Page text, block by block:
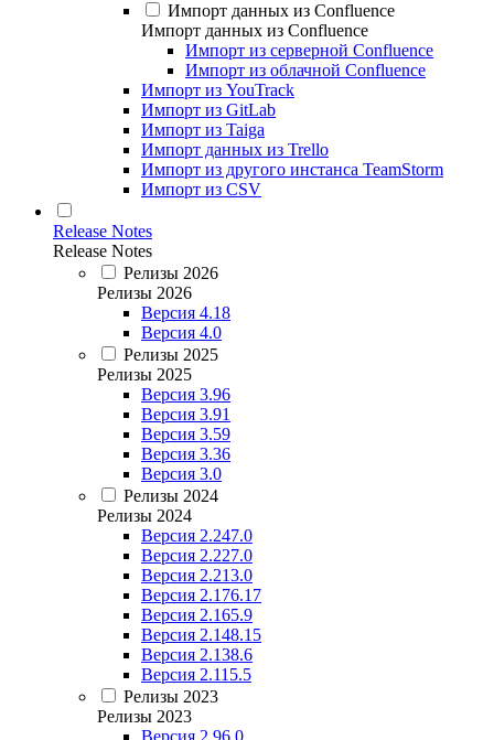
Импорт данных из Confluence
Импорт данных из Confluence
Импорт из серверной Confluence
Импорт из облачной Confluence
Импорт из YouTrack
Импорт из GitLab
Импорт из Taiga
Импорт данных из Trello
Импорт из другого инстанса TeamStorm
Импорт из CSV
Release Notes
Release Notes
Релизы 2026
Релизы 2026
Версия 4.18
Версия 4.0
Релизы 2025
Релизы 2025
Версия 3.96
Версия 3.91
Версия 3.59
Версия 3.36
Версия 3.0
Релизы 2024
Релизы 2024
Версия 2.247.0
Версия 2.227.0
Версия 2.213.0
Версия 2.176.17
Версия 2.165.9
Версия 2.148.15
Версия 2.138.6
Версия 2.115.5
Релизы 2023
Релизы 2023